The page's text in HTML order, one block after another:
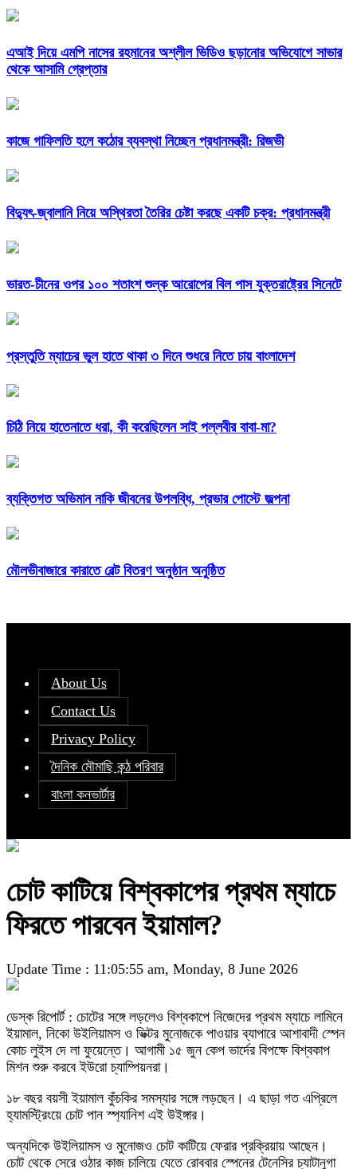
এআই দিয়ে এমপি নাসের রহমানের অশ্লীল ভিডিও ছড়ানোর অভিযোগে সাভার
থেকে আসামি গ্রেপ্তার
কাজে গাফিলতি হলে কঠোর ব্যবস্থা নিচ্ছেন প্রধানমন্ত্রী: রিজভী
বিদ্যুৎ-জ্বালানি নিয়ে অস্থিরতা তৈরির চেষ্টা করছে একটি চক্র: প্রধানমন্ত্রী
ভারত-চীনের ওপর ১০০ শতাংশ শুল্ক আরোপের বিল পাস যুক্তরাষ্ট্রের সিনেটে
প্রস্তুতি ম্যাচের ভুল হাতে থাকা ৩ দিনে শুধরে নিতে চায় বাংলাদেশ
চিঠি নিয়ে হাতেনাতে ধরা, কী করেছিলেন সাই পল্লবীর বাবা-মা?
ব্যক্তিগত অভিমান নাকি জীবনের উপলব্ধি, প্রভার পোস্টে জল্পনা
মৌলভীবাজারে কারাতে বেল্ট বিতরণ অনুষ্ঠান অনুষ্ঠিত
About Us
Contact Us
Privacy Policy
দৈনিক মৌমাছি কন্ঠ পরিবার
বাংলা কনভার্টার
চোট কাটিয়ে বিশ্বকাপের প্রথম ম্যাচে
ফিরতে পারবেন ইয়ামাল?
Update Time : 11:05:55 am, Monday, 8 June 2026
ডেস্ক রিপোর্ট : চোটের সঙ্গে লড়লেও বিশ্বকাপে নিজেদের প্রথম ম্যাচে লামিনে
ইয়ামাল, নিকো উইলিয়ামস ও ভিক্টর মুনোজকে পাওয়ার ব্যাপারে আশাবাদী স্পেন
কোচ লুইস দে লা ফুয়েন্তে। আগামী ১৫ জুন কেপ ভার্দের বিপক্ষে বিশ্বকাপ
মিশন শুরু করবে ইউরো চ্যাম্পিয়নরা।
১৮ বছর বয়সী ইয়ামাল কুঁচকির সমস্যার সঙ্গে লড়ছেন। এ ছাড়া গত এপ্রিলে
হ্যামস্ট্রিংয়ে চোট পান স্প্যানিশ এই উইঙ্গার।
অন্যদিকে উইলিয়ামস ও মুনোজও চোট কাটিয়ে ফেরার প্রক্রিয়ায় আছেন।
চোট থেকে সেরে ওঠার কাজ চালিয়ে যেতে রোববার স্পেনের টেনেসির চ্যাটানুগা